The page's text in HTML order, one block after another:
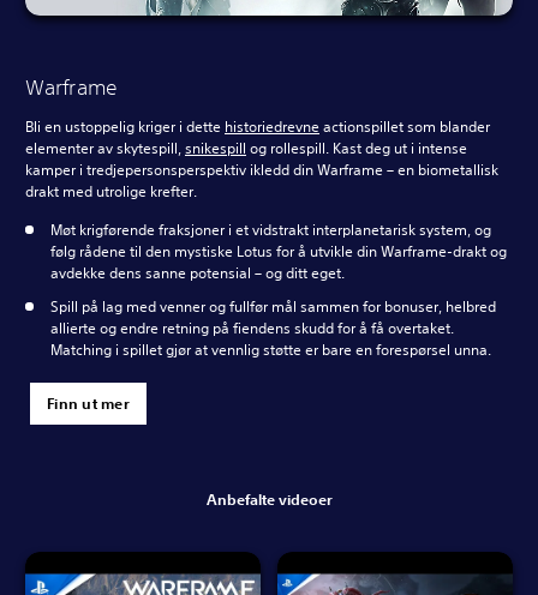
Warframe
Bli en ustoppelig kriger i dette historiedrevneactionspillet som blander
elementer av skytespill,snikespill og rollespill. Kast deg ut i intense
kamper i tredjepersonsperspektiv ikledd din Warframe – en biometallisk
drakt med utrolige krefter.
Møt krigførende fraksjoner i et vidstrakt interplanetarisk system, og
følg rådene til den mystiske Lotus for å utvikle din Warframe-drakt og
avdekke dens sanne potensial – og ditt eget.
Spill på lag med venner og fullfør mål sammen for bonuser, helbred
allierte og endre retning på fiendens skudd for å få overtaket.
Matching i spillet gjør at vennlig støtte er bare en forespørsel unna.
Finn ut mer
Anbefalte videoer